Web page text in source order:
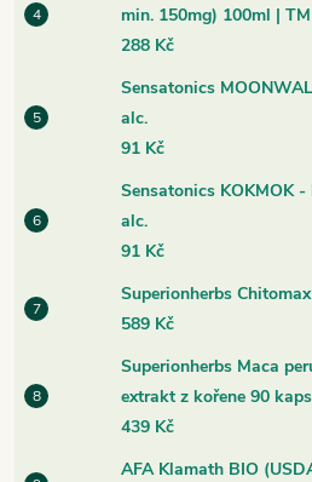
min. 150mg) 100ml |
288 Kč
Sensatonics
alc.
91 Kč
Sensatonics KOKMOK
alc.
91 Kč
Superionherbs
589 Kč
Superionherbs Maca
extrakt z kořene 90
439 Kč
AFA Klamath BIO